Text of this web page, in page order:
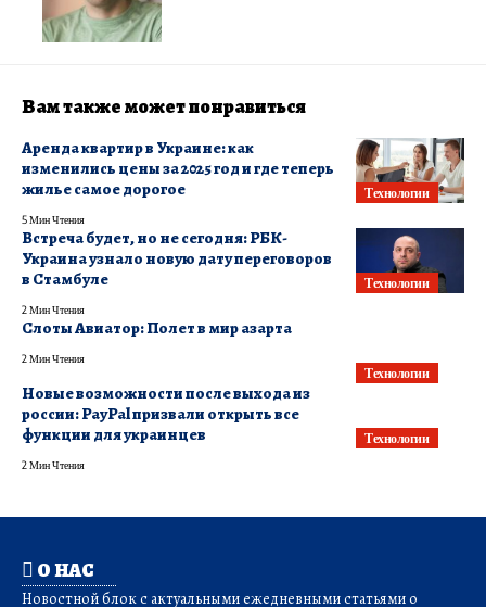
Вам также может понравиться
Технологии
Аренда квартир в Украине: как
изменились цены за 2025 год и где теперь
жилье самое дорогое
5 Мин Чтения
Технологии
Встреча будет, но не сегодня: РБК-
Украина узнало новую дату переговоров
в Стамбуле
2 Мин Чтения
Технологии
Слоты Авиатор: Полет в мир азарта
2 Мин Чтения
Технологии
Новые возможности после выхода из
россии: PayPal призвали открыть все
функции для украинцев
2 Мин Чтения
О НАС
Новостной блок с актуальными ежедневными статьями о